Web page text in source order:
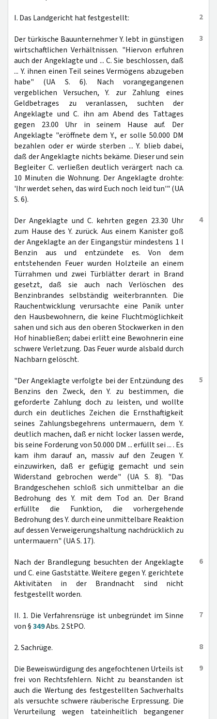
2
I. Das Landgericht hat festgestellt:
3
Der türkische Bauunternehmer Y. lebt in günstigen
wirtschaftlichen Verhältnissen. "Hiervon erfuhren
auch der Angeklagte und ... C. Sie beschlossen, daß
... Y. ihnen einen Teil seines Vermögens abzugeben
habe" (UA S. 6). Nach vorangegangenen
vergeblichen Versuchen, Y. zur Zahlung eines
Geldbetrages zu veranlassen, suchten der
Angeklagte und C. ihn am Abend des Tattages
gegen 23.00 Uhr in seinem Hause auf. Der
Angeklagte "eröffnete dem Y., er solle 50.000 DM
bezahlen oder er würde sterben ... Y. blieb dabei,
daß der Angeklagte nichts bekäme. Dieser und sein
Begleiter C. verließen deutlich verärgert nach ca.
10 Minuten die Wohnung. Der Angeklagte drohte:
'Ihr werdet sehen, das wird Euch noch leid tun'" (UA
S. 6).
4
Der Angeklagte und C. kehrten gegen 23.30 Uhr
zum Hause des Y. zurück. Aus einem Kanister goß
der Angeklagte an der Eingangstür mindestens 1 l
Benzin aus und entzündete es. Von dem
entstehenden Feuer wurden Holzteile an einem
Türrahmen und zwei Türblätter derart in Brand
gesetzt, daß sie auch nach Verlöschen des
Benzinbrandes selbständig weiterbrannten. Die
Rauchentwicklung verursachte eine Panik unter
den Hausbewohnern, die keine Fluchtmöglichkeit
sahen und sich aus den oberen Stockwerken in den
Hof hinabließen; dabei erlitt eine Bewohnerin eine
schwere Verletzung. Das Feuer wurde alsbald durch
Nachbarn gelöscht.
5
"Der Angeklagte verfolgte bei der Entzündung des
Benzins den Zweck, den Y. zu bestimmen, die
geforderte Zahlung doch zu leisten, und wollte
durch ein deutliches Zeichen die Ernsthaftigkeit
seines Zahlungsbegehrens untermauern, dem Y.
deutlich machen, daß er nicht locker lassen werde,
bis seine Forderung von 50.000 DM ... erfüllt sei ... . Es
kam ihm darauf an, massiv auf den Zeugen Y.
einzuwirken, daß er gefügig gemacht und sein
Widerstand gebrochen werde" (UA S. 8). "Das
Brandgeschehen schloß sich unmittelbar an die
Bedrohung des Y. mit dem Tod an. Der Brand
erfüllte die Funktion, die vorhergehende
Bedrohung des Y. durch eine unmittelbare Reaktion
auf dessen Verweigerungshaltung nachdrücklich zu
untermauern" (UA S. 17).
6
Nach der Brandlegung besuchten der Angeklagte
und C. eine Gaststätte. Weitere gegen Y. gerichtete
Aktivitäten in der Brandnacht sind nicht
festgestellt worden.
7
II. 1. Die Verfahrensrüge ist unbegründet im Sinne
von §349Abs. 2 StPO.
8
2. Sachrüge.
9
Die Beweiswürdigung des angefochtenen Urteils ist
frei von Rechtsfehlern. Nicht zu beanstanden ist
auch die Wertung des festgestellten Sachverhalts
als versuchte schwere räuberische Erpressung. Die
Verurteilung wegen tateinheitlich begangener